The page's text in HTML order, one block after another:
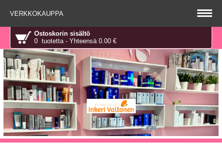
VERKKOKAUPPA
Ostoskorin sisältö
0 tuotetta - Yhteensä 0.00 €